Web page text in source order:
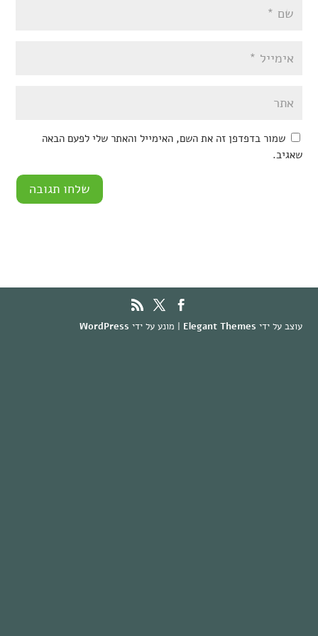
שמור בדפדפן זה את השם, האימייל והאתר שלי לפעם הבאה
שאגיב.
עוצב על ידי Elegant Themes | מונע על ידי WordPress